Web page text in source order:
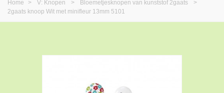
Home > V: Knopen > Bloemetjesknopen van kunststof 2gaats
>
2gaats knoop Wit met minifleur 13mm 5101